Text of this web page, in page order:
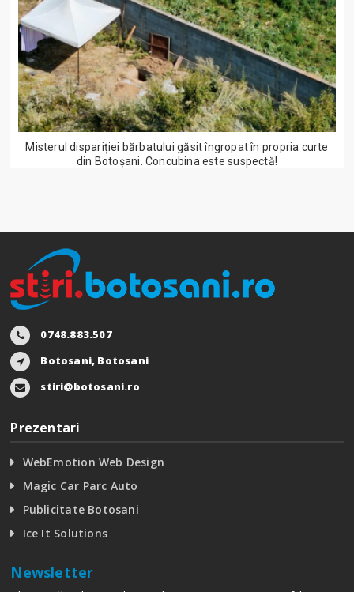
Misterul dispariției bărbatului găsit îngropat în propria curte
din Botoșani. Concubina este suspectă!
0748.883.507
Botosani, Botosani
stiri@botosani.ro
Prezentari
WebEmotion Web Design
Magic Car Parc Auto
Publicitate Botosani
Ice It Solutions
Newsletter